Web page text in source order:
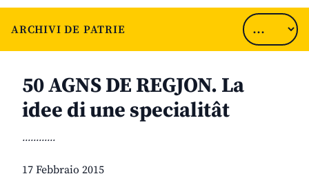
ARCHIVI DE PATRIE
50 AGNS DE REGJON. La
idee di une specialitât
............
17 Febbraio 2015